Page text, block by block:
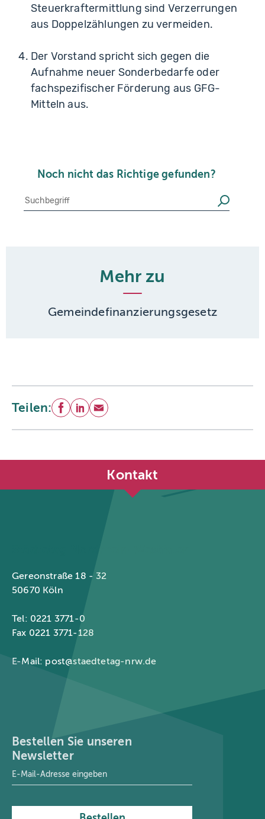
Steuerkraftermittlung sind Verzerrungen
aus Doppelzählungen zu vermeiden.
Der Vorstand spricht sich gegen die
Aufnahme neuer Sonderbedarfe oder
fachspezifischer Förderung aus GFG-
Mitteln aus.
Noch nicht das Richtige gefunden?
Suche Suchen
Mehr zu
Gemeindefinanzierungsgesetz
Teilen: Facebook
LinkedIn
E-Mail
Kontakt
Gereonstraße 18 - 32
50670 Köln
Tel: 0221 3771-0
Fax 0221 3771-128
E-Mail: post@staedtetag-nrw.de
Bestellen Sie unseren
Newsletter
E-Mail-Adresse